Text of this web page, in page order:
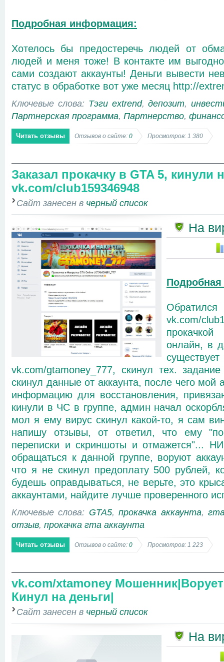
Подробная информация:
Хотелось бы предостеречь людей от
людей и меня тоже! В контакте им
сами создают аккаунты! Деньги вывести
статус в обработке вот уже месяц http://
Ключевые слова: Тэги extrend,депозит,
Партнерская программа, Партнерство,
Читать отзывы Отзывов о сайте: 0 Просмотров: 1 380
Заказал прокачку в GTA 5, кинули
vk.com/club159346948
Сайт занесен в черный список
На
vk.com/
онлайн, в
vk.com/gtamoney_777, скинул тех.
скинул данные от аккаунта, после чего мой
информацию для восстановления,
кинули в ЧС в группе, админ начал
мол я ему вирус скинул какой-то, я сам
напишу отзывы, от ответил, что ему
переписки и скриншоты и
обращаться к данной группе, воруют
что я не скинул предоплату 500 рублей,
будешь оправдываться, не верьте, это
аккаунтами, найдите лучше проверенного
Ключевые слова: GTA5,прокачка аккаунта,
отзыв, прокачка гта аккаунта
Читать отзывы Отзывов о сайте: 0 Просмотров: 1 223
vk.com/xtamoney
Кинул на деньги|
Сайт занесен в черный список
На